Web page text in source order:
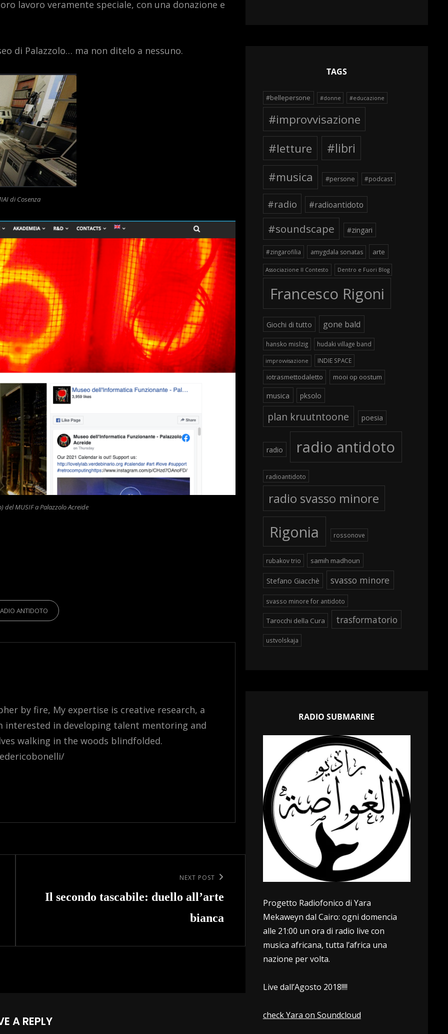
lavoro veramente speciale, con una donazione e
di Palazzolo… ma non ditelo a nessuno.
di Cosenza
del MUSIF a Palazzolo Acreide
ANTIDOTO
by fire, My expertise is creative research, a
interested in developing talent mentoring and
walking in the woods blindfolded.
Post
NEXT POST
Il secondo tascabile: duello all’arte
bianca
A REPLY
TAGS
#bellepersone #donne #educazione
#improvvisazione
#letture
#libri
#musica
#persone #podcast
#radio #radioantidoto
#soundscape #zingari
#zingarofilia amygdala sonatas arte
Associazione Il Contesto Dentro e Fuori Blog
Francesco Rigoni
Giochi di tutto gone bald
hansko mislzig hudaki village band
improvvisazione INDIE SPACE
iotrasmettodaletto mooi op oostum
musica pksolo
plan kruutntoone poesia
radio radio antidoto
radioantidoto
radio svasso minore
Rigonia rossonove
rubakov trio samih madhoun
Stefano Giacchè svasso minore
svasso minore for antidoto
Tarocchi della Cura trasformatorio
ustvolskaja
RADIO SUBMARINE
Progetto Radiofonico di Yara
Mekaweyn dal Cairo: ogni domencia
alle 21:00 un ora di radio live con
musica africana, tutta l’africa una
nazione per volta.
Live dall’Agosto 2018!!!!
check Yara on Soundcloud